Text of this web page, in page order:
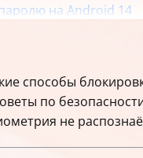
на Android 14
PIN-код без
как
данные
не распознаётся
Galaxy
блокировки
способы
по
не